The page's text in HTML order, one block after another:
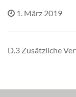
1. März 2019
D.3 Zusätzliche